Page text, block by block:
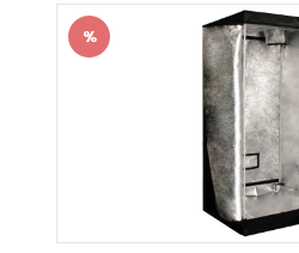
Rabatt
%